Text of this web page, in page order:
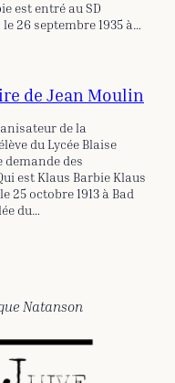
est entré au SD
26 septembre 1935 à…
de Jean Moulin
de la
du Lycée Blaise
demande des
est Klaus Barbie Klaus
25 octobre 1913 à Bad
du…
Natanson